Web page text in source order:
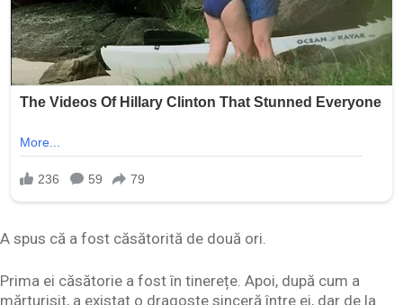
A spus că a fost căsătorită de două ori.
Prima ei căsătorie a fost în tinerețe. Apoi, după cum a
mărturisit, a existat o dragoste sinceră între ei, dar de la